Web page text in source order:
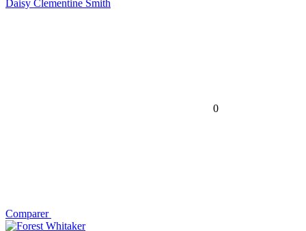
Daisy Clementine Smith
0
Comparer